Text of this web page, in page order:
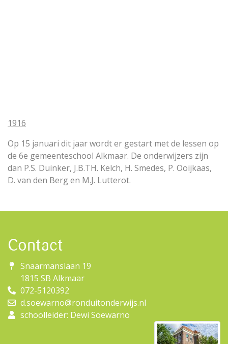
1916
Op 15 januari dit jaar wordt er gestart met de lessen op
de 6e gemeenteschool Alkmaar. De onderwijzers zijn
dan P.S. Duinker, J.B.TH. Kelch, H. Smedes, P. Ooijkaas,
D. van den Berg en M.J. Lutterot.
Contact
Snaarmanslaan 19
1815 SB Alkmaar
072-5120392
d.soewarno@ronduitonderwijs.nl
schoolleider: Dewi Soewarno